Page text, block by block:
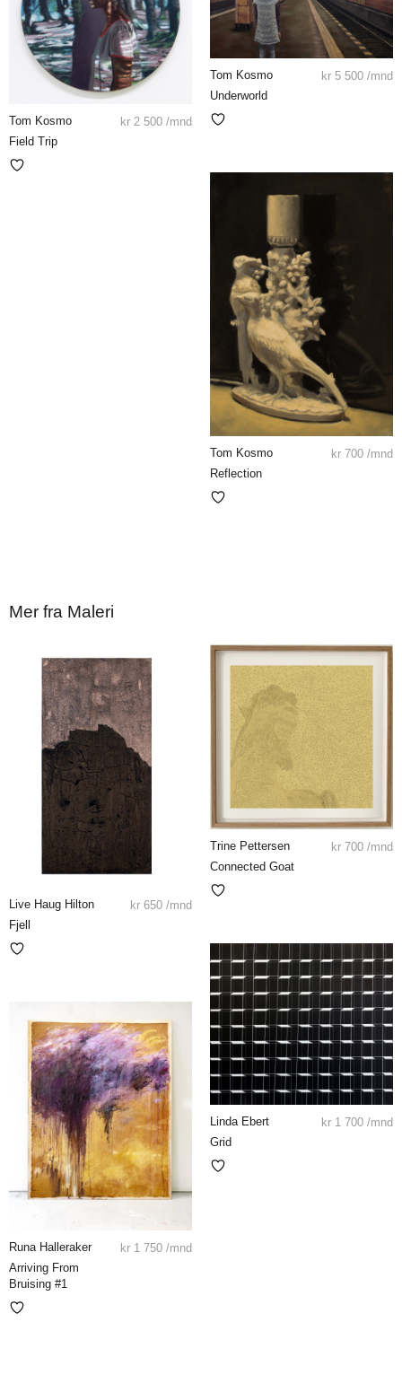
Tom Kosmo
Field Trip
kr 2 500 /mnd
Tom Kosmo
Underworld
kr 5 500 /mnd
Tom Kosmo
Reflection
kr 700 /mnd
Mer fra Maleri
Live Haug Hilton
Fjell
kr 650 /mnd
Trine Pettersen
Connected Goat
kr 700 /mnd
Linda Ebert
Grid
kr 1 700 /mnd
Runa Halleraker
Arriving From
Bruising #1
kr 1 750 /mnd